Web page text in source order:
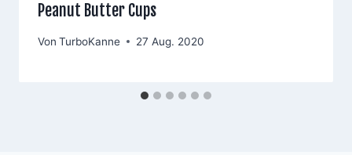
Peanut Butter Cups
Von TurboKanne 27 Aug. 2020